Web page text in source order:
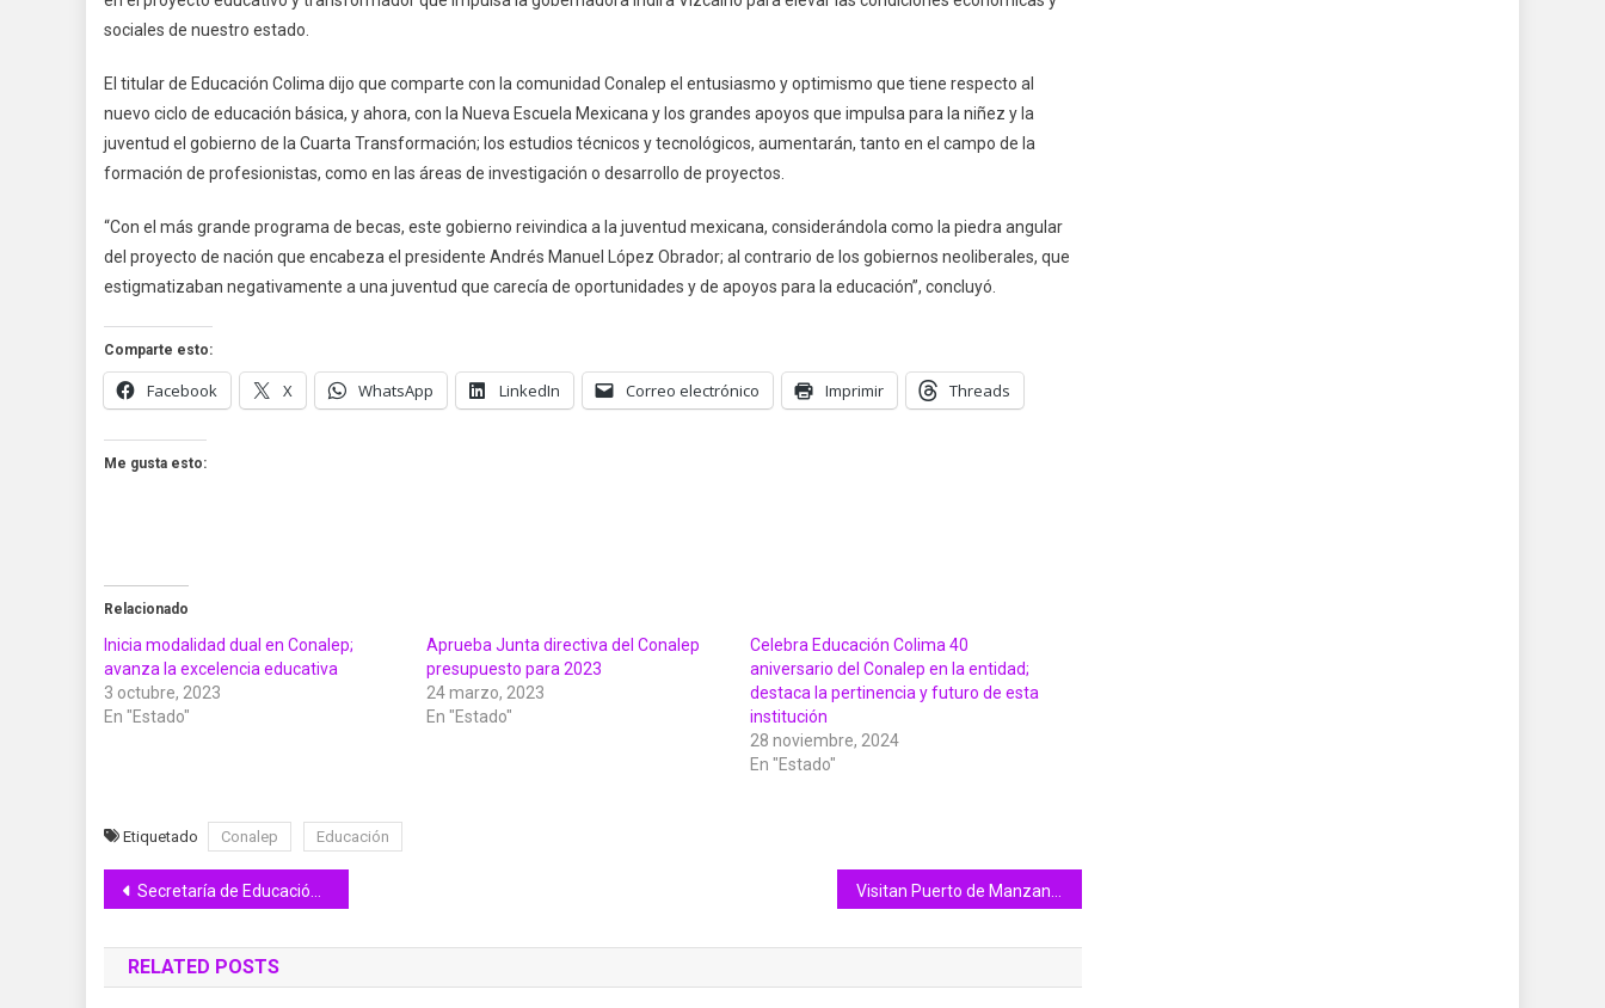
sociales de nuestro estado.
El titular de Educación Colima dijo que comparte con la comunidad Conalep el entusiasmo y optimismo que tiene respecto al
nuevo ciclo de educación básica, y ahora, con la Nueva Escuela Mexicana y los grandes apoyos que impulsa para la niñez y la
juventud el gobierno de la Cuarta Transformación; los estudios técnicos y tecnológicos, aumentarán, tanto en el campo de la
formación de profesionistas, como en las áreas de investigación o desarrollo de proyectos.
“Con el más grande programa de becas, este gobierno reivindica a la juventud mexicana, considerándola como la piedra angular
del proyecto de nación que encabeza el presidente Andrés Manuel López Obrador; al contrario de los gobiernos neoliberales, que
estigmatizaban negativamente a una juventud que carecía de oportunidades y de apoyos para la educación”, concluyó.
Comparte esto:
Facebook X WhatsApp LinkedIn Correo electrónico Imprimir Threads
Me gusta esto:
Relacionado
Inicia modalidad dual en Conalep;
avanza la excelencia educativa
3 octubre, 2023
En "Estado"
Aprueba Junta directiva del Conalep
presupuesto para 2023
24 marzo, 2023
En "Estado"
Celebra Educación Colima 40
aniversario del Conalep en la entidad;
destaca la pertinencia y futuro de esta
institución
28 noviembre, 2024
En "Estado"
Etiquetado Conalep Educación
Navegación
de
entradas
Secretaría de Educación aplicó protocolos de seguridad y emergencia escolar, ante suceso en Zacualpan Visitan Puerto de Manzanillo especialistas japoneses en desastres
RELATED POSTS